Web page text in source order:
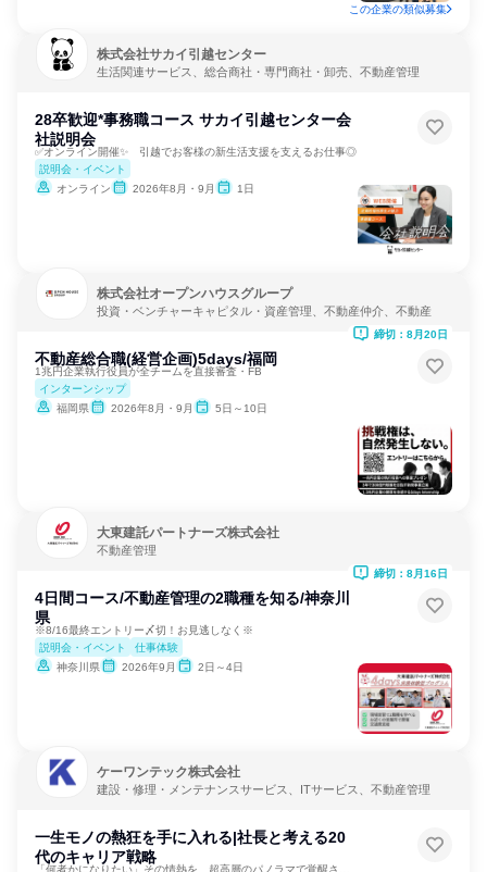
この企業の類似募集
株式会社サカイ引越センター
生活関連サービス、総合商社・専門商社・卸売、不動産管理
28卒歓迎*事務職コース サカイ引越センター会
社説明会
✅オンライン開催✨ 引越でお客様の新生活支援を支えるお仕事◎
説明会・イベント
オンライン
2026年8月・9月 1日
株式会社オープンハウスグループ
投資・ベンチャーキャピタル・資産管理、不動産仲介、不動産
不動産総合職(経営企画)5days/福岡
1兆円企業執行役員が全チームを直接審査・FB
インターンシップ
福岡県
2026年8月・9月 5日～10日
締切：8月20日
大東建託パートナーズ株式会社
不動産管理
4日間コース/不動産管理の2職種を知る/神奈川
県
※8/16最終エントリー〆切！お見逃しなく※
説明会・イベント
仕事体験
神奈川県
2026年9月 2日～4日
締切：8月16日
ケーワンテック株式会社
建設・修理・メンテナンスサービス、ITサービス、不動産管理
一生モノの熱狂を手に入れる|社長と考える20
代のキャリア戦略